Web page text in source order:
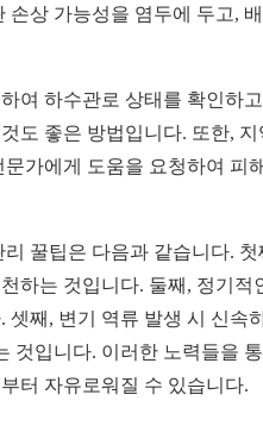
손상 가능성을 염두에 두고,
여 하수관로 상태를 확인하
도 좋은 방법입니다. 또한, 지
가에게 도움을 요청하여 피
꿀팁은 다음과 같습니다. 첫
하는 것입니다. 둘째, 정기적
셋째, 변기 역류 발생 시 신속
것입니다. 이러한 노력들을
터 자유로워질 수 있습니다.